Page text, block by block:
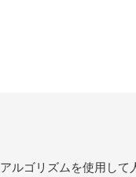
ルゴリズムを使用して